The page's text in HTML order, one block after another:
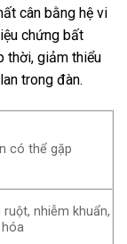
cân bằng hệ vi
chứng bất
thời, giảm thiểu
trong đàn.
có thể gặp
nhiễm khuẩn,